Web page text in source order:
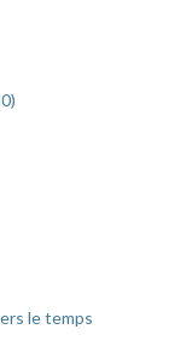
le temps